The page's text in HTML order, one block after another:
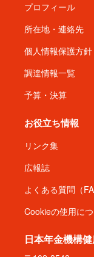
プロフィール
所在地・連絡先
個人情報保護方針
調達情報一覧
予算・決算
お役立ち情報
リンク集
広報誌
よくある質問（
Cookieの使用に
日本年金機構